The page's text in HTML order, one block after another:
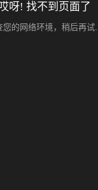
呀! 找不到页面了
您的网络环境，稍后再试...